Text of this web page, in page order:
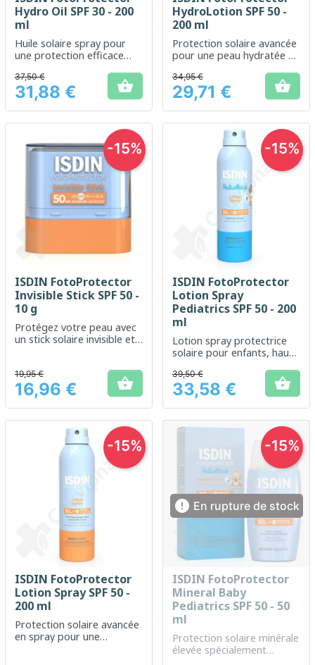
Hydro Oil SPF 30 - 200
ml
Huile solaire spray pour
une protection efficace
Prix
37,50 €
31,88 € 
HydroLotion SPF 50 -
200 ml
Protection solaire avancée
pour une peau hydratée et
Prix
34,95 €
29,71 € 
ISDIN FotoProtector
Invisible Stick SPF 50 -
10 g
Protégez votre peau avec
un stick solaire invisible et
Prix
19,95 €
16,96 € 
-15%
ISDIN FotoProtector
Lotion Spray
Pediatrics SPF 50 - 200
ml
Lotion spray protectrice
solaire pour enfants, haute
Prix
39,50 €
33,58 € 
-15%
ISDIN FotoProtector
Lotion Spray SPF 50 -
200 ml
Protection solaire avancée
en spray pour une
-15%
 En rupture de stock
ISDIN FotoProtector
Mineral Baby
Pediatrics SPF 50 - 50
ml
Protection solaire minérale
élevée spécialement
-15%